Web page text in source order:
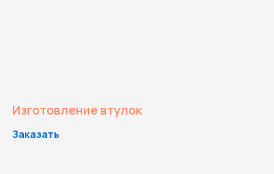
Изготовление втулок
Заказать